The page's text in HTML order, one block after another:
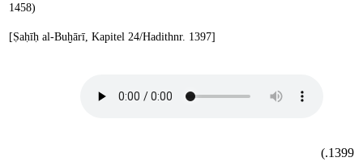
1458)
[Ṣaḥīḥ al-Buḫārī, Kapitel 24/Hadithnr. 1397]
1399.)